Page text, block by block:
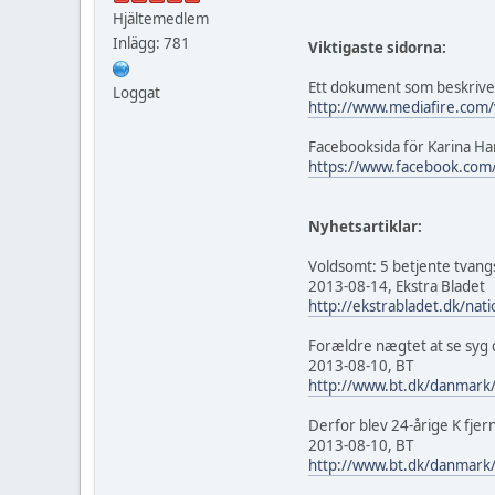
Hjältemedlem
Inlägg: 781
Loggat
Viktigaste sidorna:
Ett dokument som
http://
Facebooksida för Karina
https://
Nyhetsartiklar:
Voldsomt: 5 betjente
2013-08-14, Ekstra Bladet
http://ekstrabladet.dk/
Forældre nægtet at se syg
2013-08-10, BT
http://www.bt.dk/
Derfor blev 24-årige K
2013-08-10, BT
http://www.bt.dk/